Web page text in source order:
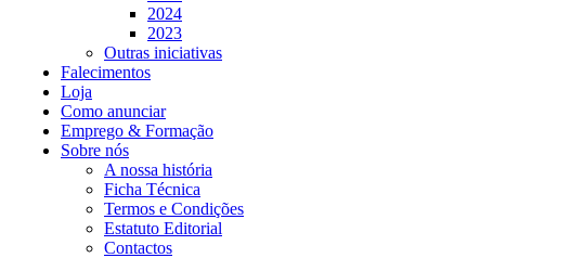
2024
2023
Outras iniciativas
Falecimentos
Loja
Como anunciar
Emprego & Formação
Sobre nós
A nossa história
Ficha Técnica
Termos e Condições
Estatuto Editorial
Contactos